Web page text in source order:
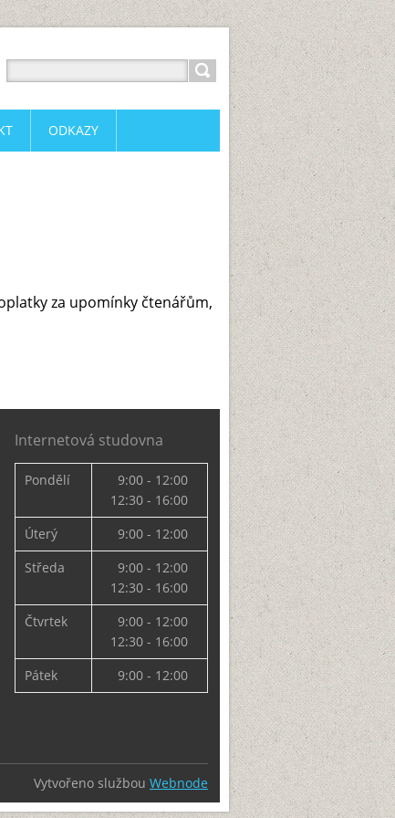
za upomínky čtenářům,
ODKAZY
Internetová studovna
Pondělí
9:00 - 12:00
12:30 - 16:00
Úterý
9:00 - 12:00
Středa
9:00 - 12:00
12:30 - 16:00
Čtvrtek
9:00 - 12:00
12:30 - 16:00
Pátek
9:00 - 12:00
Vytvořeno službou Webnode